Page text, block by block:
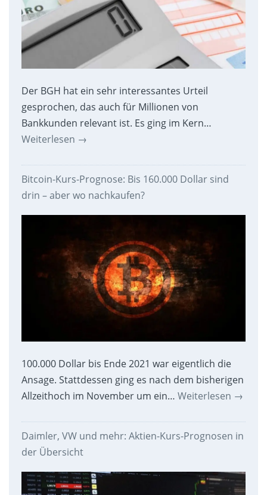
Der BGH hat ein sehr interessantes Urteil
gesprochen, das auch für Millionen von
Bankkunden relevant ist. Es ging im Kern…
Weiterlesen →
Bitcoin-Kurs-Prognose: Bis 160.000 Dollar sind
drin – aber wo nachkaufen?
100.000 Dollar bis Ende 2021 war eigentlich die
Ansage. Stattdessen ging es nach dem bisherigen
Allzeithoch im November um ein… Weiterlesen →
Daimler, VW und mehr: Aktien-Kurs-Prognosen in
der Übersicht